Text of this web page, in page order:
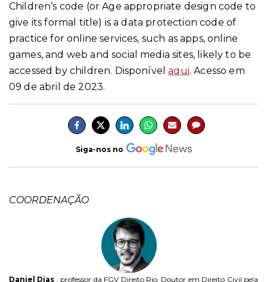
Children’s code (or Age appropriate design code to
give its formal title) is a data protection code of
practice for online services, such as apps, online
games, and web and social media sites, likely to be
accessed by children. Disponívelaqui. Acesso em
09 de abril de 2023.
Siga-nos no
COORDENAÇÃO
Daniel Dias , professor da FGV Direito Rio. Doutor em Direito Civil pela